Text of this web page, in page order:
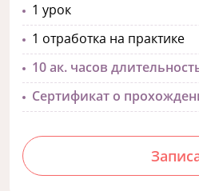
1 урок
1 отработка на практике
10 ак. часов
Сертификат о